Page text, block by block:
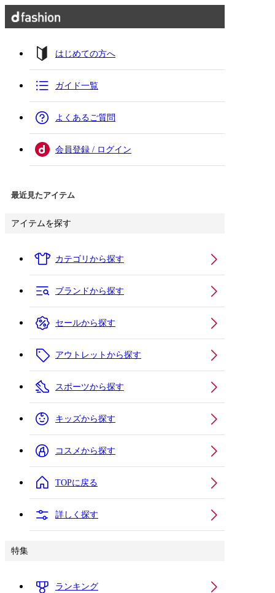
はじめての方へ
ガイド一覧
よくあるご質問
会員登録 / ログイン
最近見たアイテム
アイテムを探す
カテゴリから探す
ブランドから探す
セールから探す
アウトレットから探す
スポーツから探す
キッズから探す
コスメから探す
TOPに戻る
詳しく探す
特集
ランキング